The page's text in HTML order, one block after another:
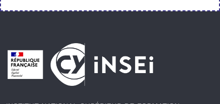
Pied de page